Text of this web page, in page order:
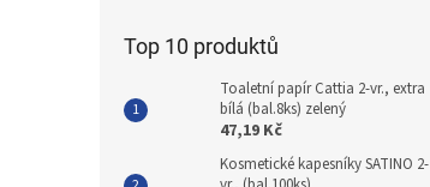
Top 10 produktů
Toaletní papír Cattia 2-vr., extra
bílá (bal.8ks) zelený
47,19 Kč
Kosmetické kapesníky SATINO 2-